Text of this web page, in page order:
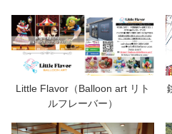
Little Flavor（Balloon art リト
ルフレーバー）